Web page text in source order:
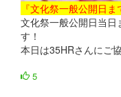
『文化祭一般公開日ま
文化祭一般公開日当日
す！
本日は35HRさんにご
5